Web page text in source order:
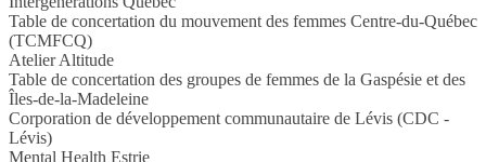
Table de concertation du mouvement des femmes Centre-du-Québec
(TCMFCQ)
Atelier Altitude
Table de concertation des groupes de femmes de la Gaspésie et des
Îles-de-la-Madeleine
Corporation de développement communautaire de Lévis (CDC -
Lévis)
Mental Health Estrie